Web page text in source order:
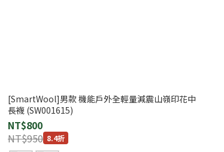
[SmartWool]男款 機能戶外全輕量減震山嶺印花中
長襪 (SW001615)
NT$800
NT$950 8.4折